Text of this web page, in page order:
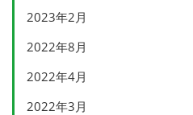
2023年2月
2022年8月
2022年4月
2022年3月